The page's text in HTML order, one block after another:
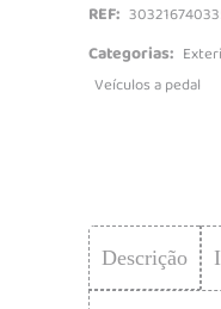
REF:
Categorias:
Veículos a pedal
Descrição